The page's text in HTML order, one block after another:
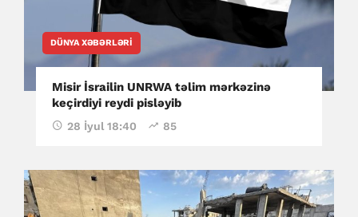
DÜNYA XƏBƏRLƏRI
Misir İsrailin UNRWA təlim mərkəzinə
keçirdiyi reydi pisləyib
28 İyul 18:40 85